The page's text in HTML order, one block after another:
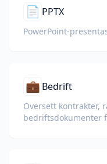
📄 PPTX
PowerPoint-
💼 Bedrift
Oversett kontrakter,
bedriftsdokumenter